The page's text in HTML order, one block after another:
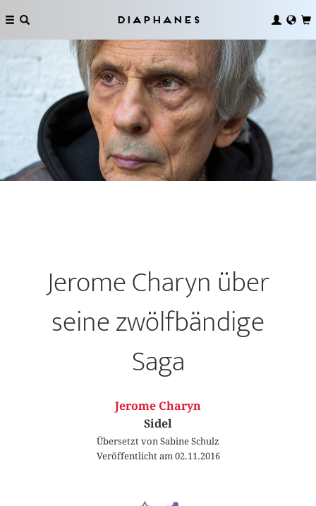
Diaphanes
Jerome Charyn über
seine zwölfbändige
Saga
Jerome Charyn
Sidel
Übersetzt von Sabine Schulz
Veröffentlicht am 02.11.2016